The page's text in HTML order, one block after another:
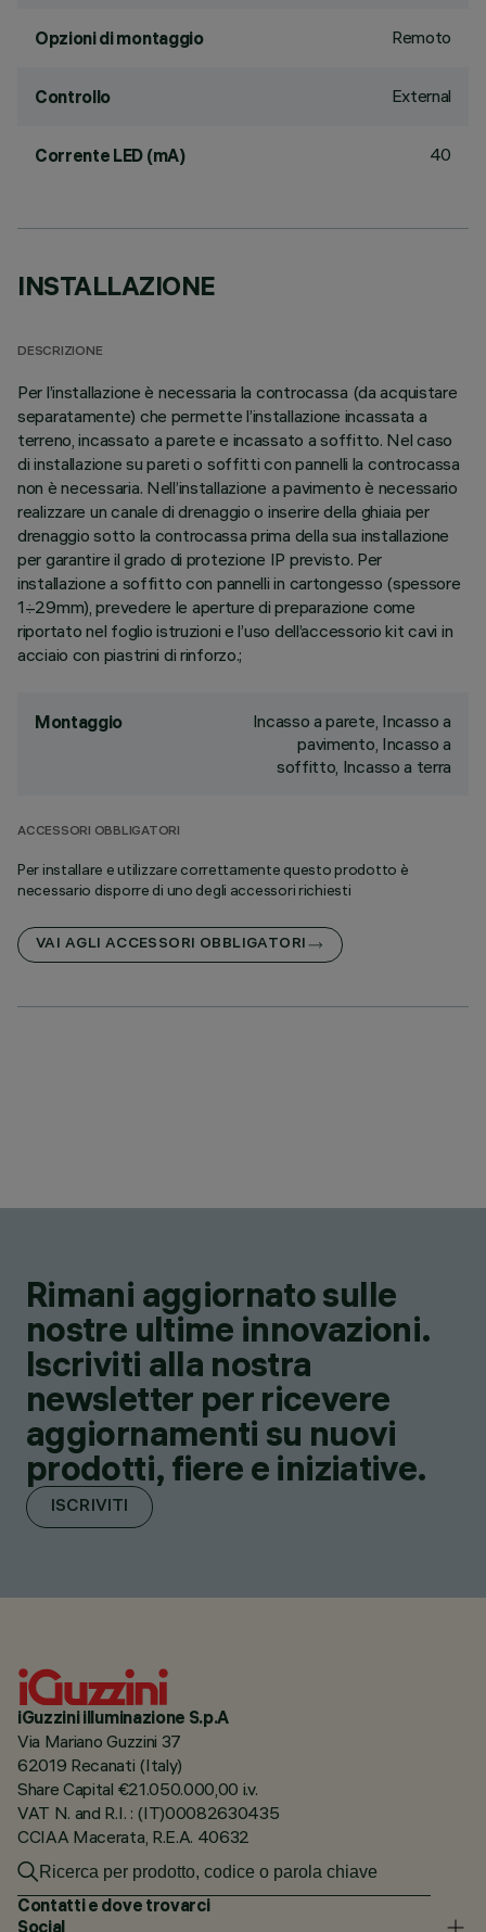
Opzioni di montaggio Remoto
Controllo External
Corrente LED (mA) 40
INSTALLAZIONE
DESCRIZIONE
Per l’installazione è necessaria la controcassa (da acquistare
separatamente) che permette l’installazione incassata a
terreno, incassato a parete e incassato a soffitto. Nel caso
di installazione su pareti o soffitti con pannelli la controcassa
non è necessaria. Nell’installazione a pavimento è necessario
realizzare un canale di drenaggio o inserire della ghiaia per
drenaggio sotto la controcassa prima della sua installazione
per garantire il grado di protezione IP previsto. Per
installazione a soffitto con pannelli in cartongesso (spessore
1÷29mm), prevedere le aperture di preparazione come
riportato nel foglio istruzioni e l’uso dell’accessorio kit cavi in
acciaio con piastrini di rinforzo.;
Montaggio
Incasso a parete, Incasso a
pavimento, Incasso a
soffitto, Incasso a terra
ACCESSORI OBBLIGATORI
Per installare e utilizzare correttamente questo prodotto è
necessario disporre di uno degli accessori richiesti
VAI AGLI ACCESSORI OBBLIGATORI
Rimani aggiornato sulle
nostre ultime innovazioni.
Iscriviti alla nostra
newsletter per ricevere
aggiornamenti su nuovi
prodotti, fiere e iniziative.
ISCRIVITI
iGuzzini illuminazione S.p.A
Via Mariano Guzzini 37
62019 Recanati (Italy)
Share Capital €21.050.000,00 i.v.
VAT N. and R.I. : (IT)00082630435
CCIAA Macerata, R.E.A. 40632
Contatti e dove trovarci
Social